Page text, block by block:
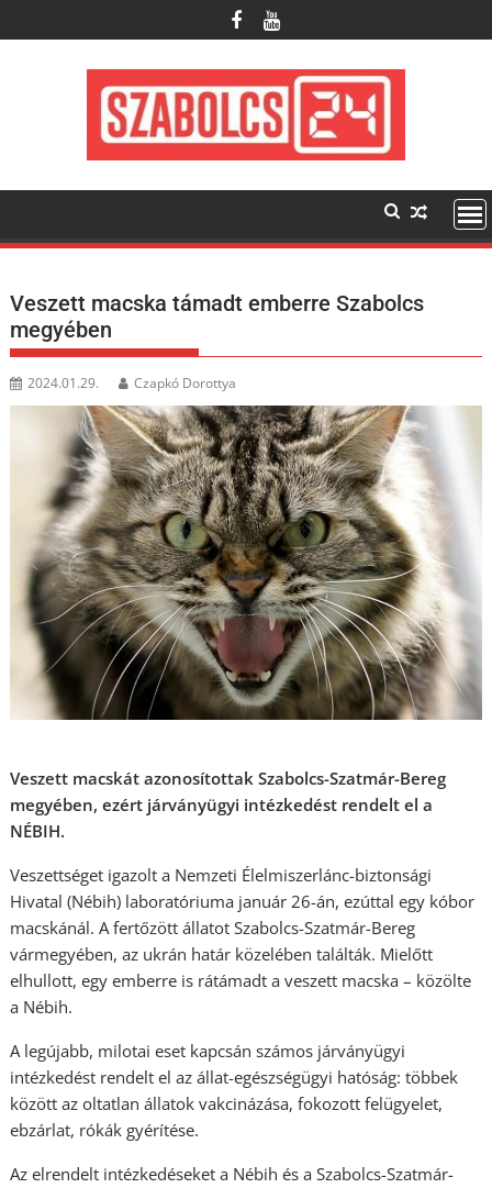
to
Veszett macska támadt emberre Szabolcs
megyében
2024.01.29. Czapkó Dorottya
Veszett macskát azonosítottak Szabolcs-Szatmár-Bereg
megyében, ezért járványügyi intézkedést rendelt el a
NÉBIH.
Veszettséget igazolt a Nemzeti Élelmiszerlánc-biztonsági
Hivatal (Nébih) laboratóriuma január 26-án, ezúttal egy kóbor
macskánál. A fertőzött állatot Szabolcs-Szatmár-Bereg
vármegyében, az ukrán határ közelében találták. Mielőtt
elhullott, egy emberre is rátámadt a veszett macska – közölte
a Nébih.
A legújabb, milotai eset kapcsán számos járványügyi
intézkedést rendelt el az állat-egészségügyi hatóság: többek
között az oltatlan állatok vakcinázása, fokozott felügyelet,
ebzárlat, rókák gyérítése.
Az elrendelt intézkedéseket a Nébih és a Szabolcs-Szatmár-